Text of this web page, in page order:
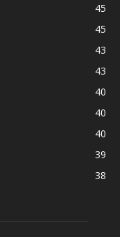
45
45
43
43
40
40
40
39
38